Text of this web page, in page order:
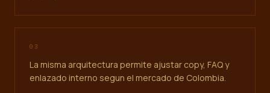
0 3
La misma arquitectura permite ajustar copy, FAQ y
enlazado interno segun el mercado de Colombia.